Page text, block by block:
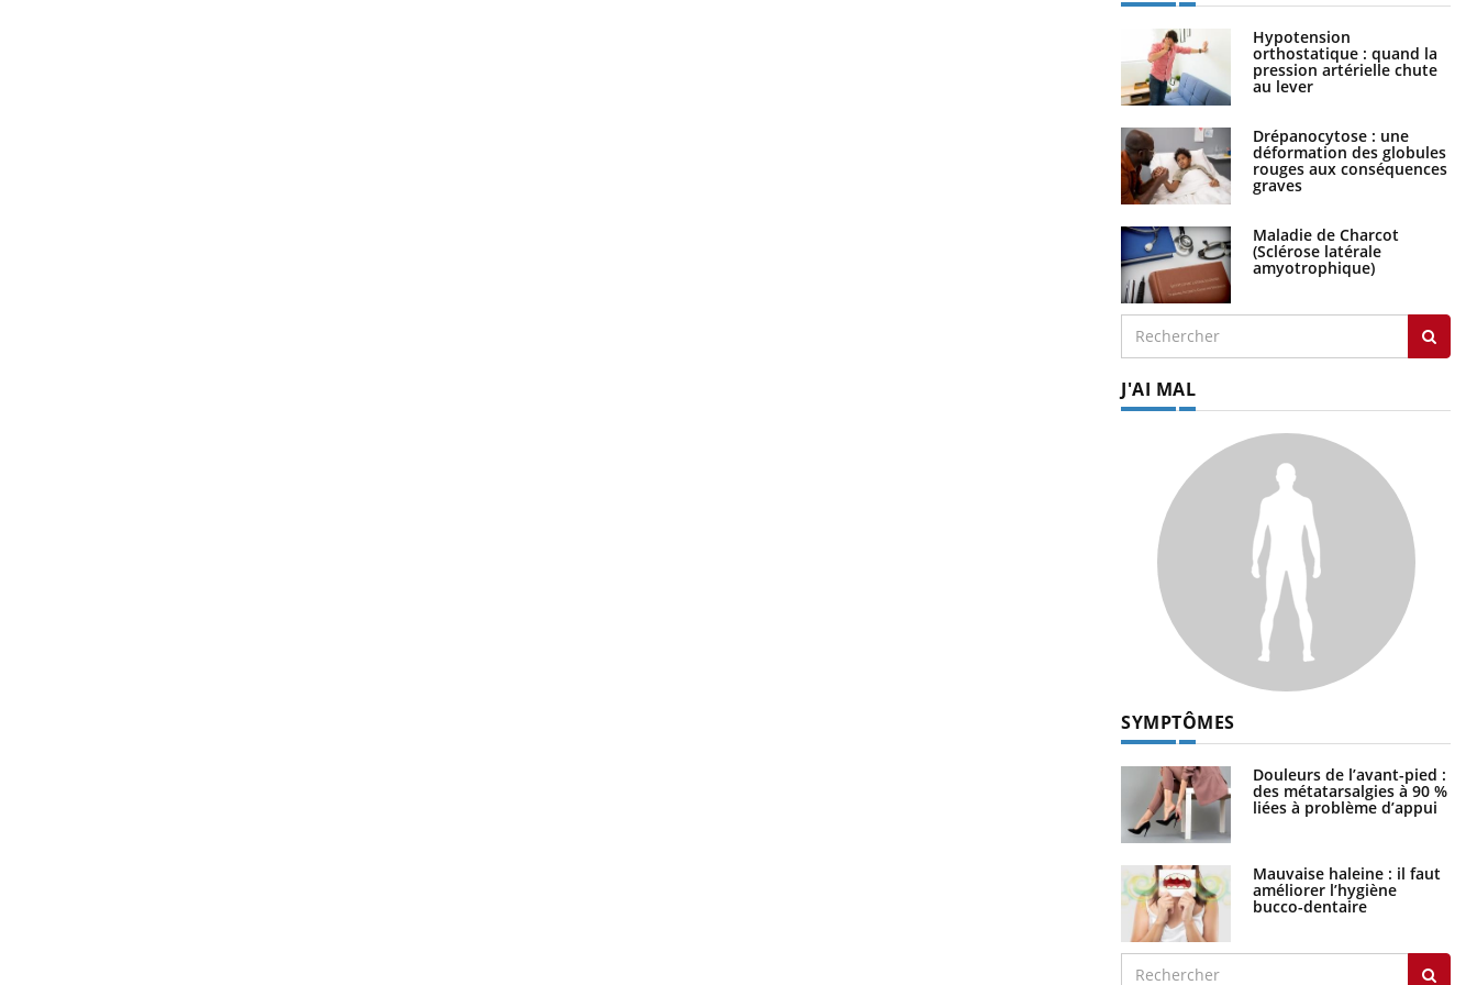
Hypotension
orthostatique : quand la
pression artérielle chute
au lever
Drépanocytose : une
déformation des globules
rouges aux conséquences
graves
Maladie de Charcot
(Sclérose latérale
amyotrophique)
J'AI MAL
SYMPTÔMES
Douleurs de l’avant-pied :
des métatarsalgies à 90 %
liées à problème d’appui
Mauvaise haleine : il faut
améliorer l’hygiène
bucco-dentaire